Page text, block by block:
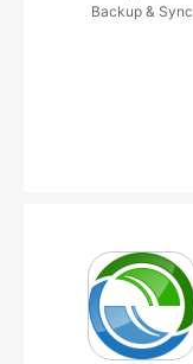
Backup & Sync